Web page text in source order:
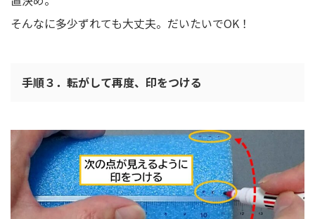
そんなに多少ずれても大丈夫。だいたいでOK！
手順３．転がして再度、印をつける